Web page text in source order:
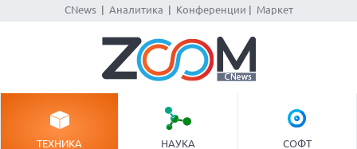
CNews| Аналитика Конференции Маркет
ТЕХНИКА НАУКА СОФТ